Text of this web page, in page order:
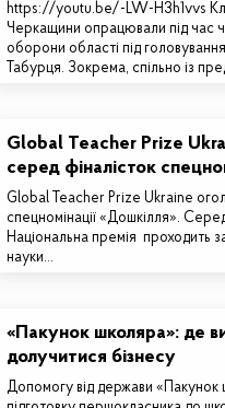
https://youtu.be/-LW-H3h1vvs
Черкащини опрацювали під час
оборони області під
Табурця. Зокрема, спільно із
Global Teacher Prize
серед фіналісток
Global Teacher Prize Ukraine
спецномінації «Дошкілля».
Національна премія проходить
науки…
«Пакунок школяра»: де
долучитися бізнесу
Допомогу від держави «Пакунок